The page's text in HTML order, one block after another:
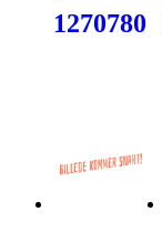
1270780